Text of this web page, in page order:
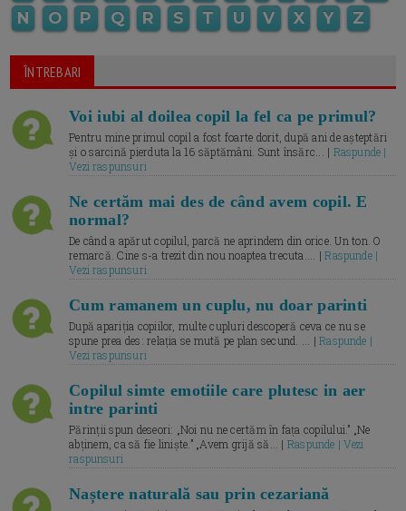
N
O P Q R S T U V X Y Z
ÎNTREBARI
Voi iubi al doilea copil la fel ca pe primul?
Pentru mine primul copil a fost foarte dorit, după ani de așteptări
și o sarcină pierduta la 16 săptămâni. Sunt însărc... | Raspunde |
Vezi raspunsuri
Ne certăm mai des de când avem copil. E
normal?
De când a apărut copilul, parcă ne aprindem din orice. Un ton. O
remarcă. Cine s-a trezit din nou noaptea trecuta.... |Raspunde |
Vezi raspunsuri
Cum ramanem un cuplu, nu doar parinti
După apariția copiilor, multe cupluri descoperă ceva ce nu se
spune prea des: relația se mută pe plan secund. ... |Raspunde |
Vezi raspunsuri
Copilul simte emotiile care plutesc in aer
intre parinti
Părinții spun deseori: „Noi nu ne certăm în fața copilului.” „Ne
abținem, ca să fie liniște.” „Avem grijă să... | Raspunde | Vezi
raspunsuri
Naștere naturală sau prin cezariană